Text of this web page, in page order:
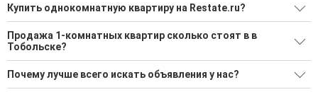
Купить однокомнатную квартиру на Restate.ru?
Ищите, как Купить однокомнатную квартиру?
93 актуальных и проверенных объявления
Воспользуйтесь нашим поиском по новостройкам, для
подбора подходящего вам варианта
Продажа 1-комнатных квартир сколько стоят в в
Тобольске?
Минимальная цена: 1 850 000 Р. Максимальная цена: 7 509
000 Р; Средняя: 3 814 502 Р
Почему лучше всего искать объявления у нас?